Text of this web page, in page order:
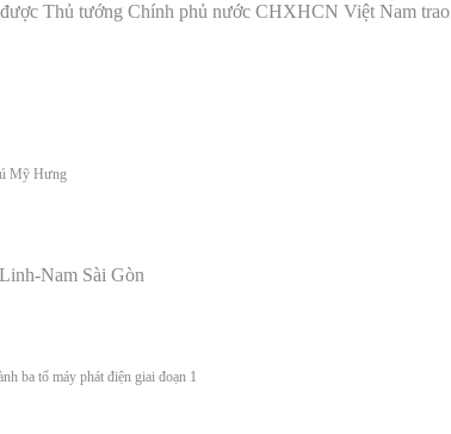
Thủ tướng Chính phủ nước CHXHCN Việt Nam trao
Mỹ Hưng
Nam Sài Gòn
ba tổ máy phát điện giai đoạn 1